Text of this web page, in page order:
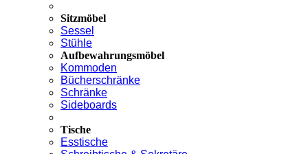
Sitzmöbel
Sessel
Stühle
Aufbewahrungsmöbel
Kommoden
Bücherschränke
Schränke
Sideboards
Tische
Esstische